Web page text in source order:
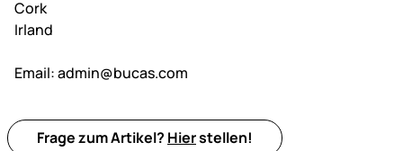
Cork
Irland
Email:admin@bucas.com
Frage zum Artikel? Hierstellen!